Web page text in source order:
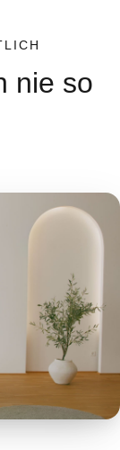
nie so